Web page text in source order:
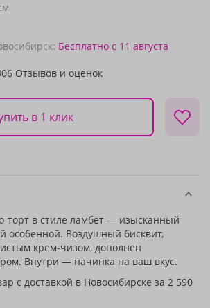
Бесплатно с 11 августа
Отзывов и оценок
в 1 клик
торт в стиле ламбет — изысканный
особенной. Воздушный бисквит,
крем-чизом, дополнен
Внутри — начинка на ваш вкус.
с доставкой в Новосибирске за 2 590